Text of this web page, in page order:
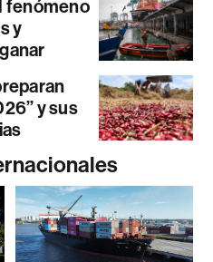
fenómeno
y
y sus